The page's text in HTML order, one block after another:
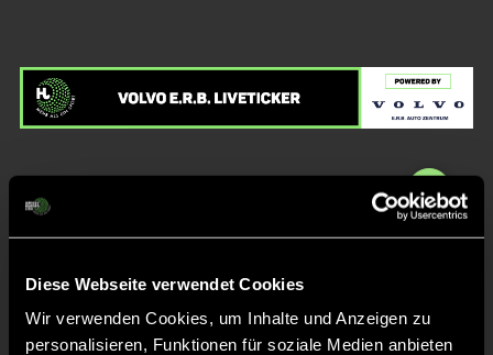
Diese Webseite verwendet Cookies
Wir verwenden Cookies, um Inhalte und Anzeigen zu
personalisieren, Funktionen für soziale Medien anbieten
Liveticker